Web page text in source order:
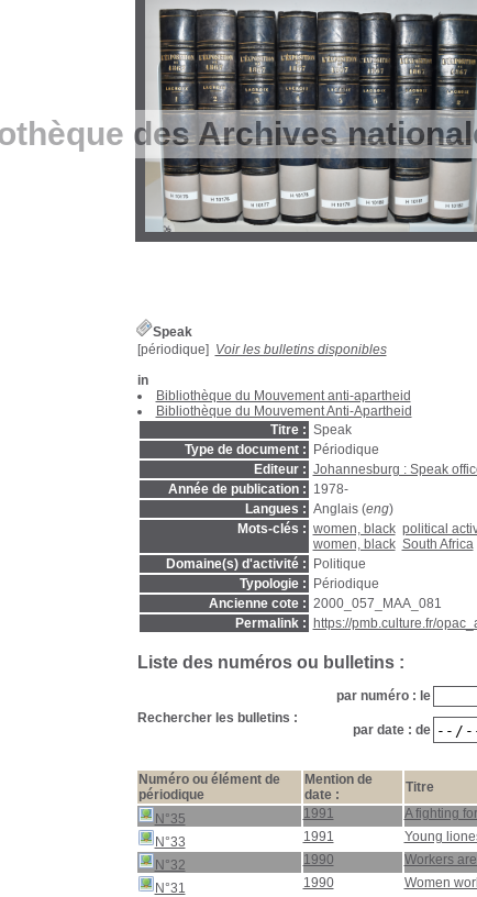
des Archives
Speak
[périodique] Voir les bulletins disponibles
in
Bibliothèque du Mouvement anti-apartheid
Bibliothèque du Mouvement Anti-Apartheid
Titre : Speak
Type de document :
Périodique
Editeur : Johannesburg : Speak
Année de publication : 1978-
Langues : Anglais (eng)
Mots-clés : women, black political
women, black South Africa
Domaine(s) d'activité :
Politique
Typologie :
Périodique
Ancienne cote : 2000_057_MAA_081
Permalink :
https://pmb.culture.fr/
Liste des numéros ou bulletins :
Rechercher les bulletins :
par numéro : le
par date : de
Numéro ou élément de
périodique
Mention de
date :
Titre
N°35
1991
A fighting
N°33
1991
Young
N°32
1990
Workers
N°31
1990
Women